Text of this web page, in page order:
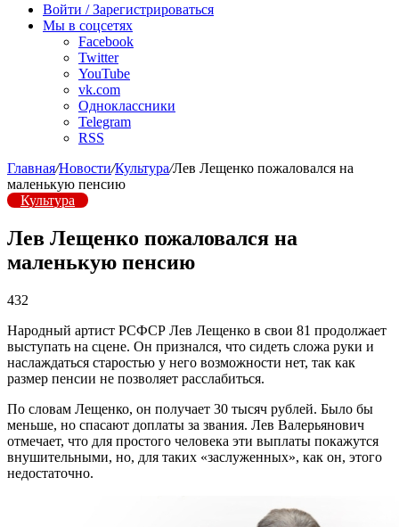
радио
Войти / Зарегистрироваться
Мы в соцсетях
Facebook
Twitter
YouTube
vk.com
Одноклассники
Telegram
RSS
Главная/Новости/Культура/Лев Лещенко пожаловался на
маленькую пенсию
Культура
Лев Лещенко пожаловался на
маленькую пенсию
432
Народный артист РСФСР Лев Лещенко в свои 81 продолжает
выступать на сцене. Он признался, что сидеть сложа руки и
наслаждаться старостью у него возможности нет, так как
размер пенсии не позволяет расслабиться.
По словам Лещенко, он получает 30 тысяч рублей. Было бы
меньше, но спасают доплаты за звания. Лев Валерьянович
отмечает, что для простого человека эти выплаты покажутся
внушительными, но, для таких «заслуженных», как он, этого
недостаточно.